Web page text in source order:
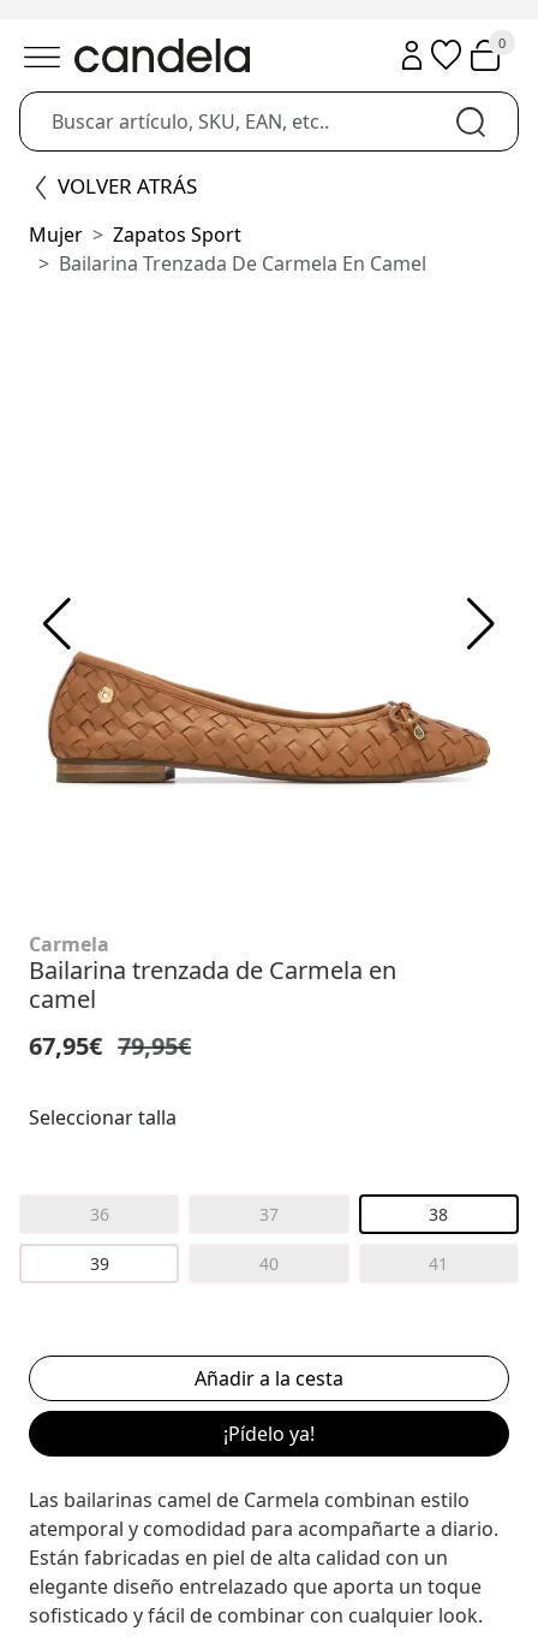
0
VOLVER ATRÁS
Mujer
Zapatos Sport
Bailarina Trenzada De Carmela En Camel
Carmela
Bailarina trenzada de Carmela en
camel
67,95€ 79,95€
Seleccionar talla
36 37 38
39 40 41
¡Pídelo ya!
Las bailarinas camel de Carmela combinan estilo
atemporal y comodidad para acompañarte a diario.
Están fabricadas en piel de alta calidad con un
elegante diseño entrelazado que aporta un toque
sofisticado y fácil de combinar con cualquier look.